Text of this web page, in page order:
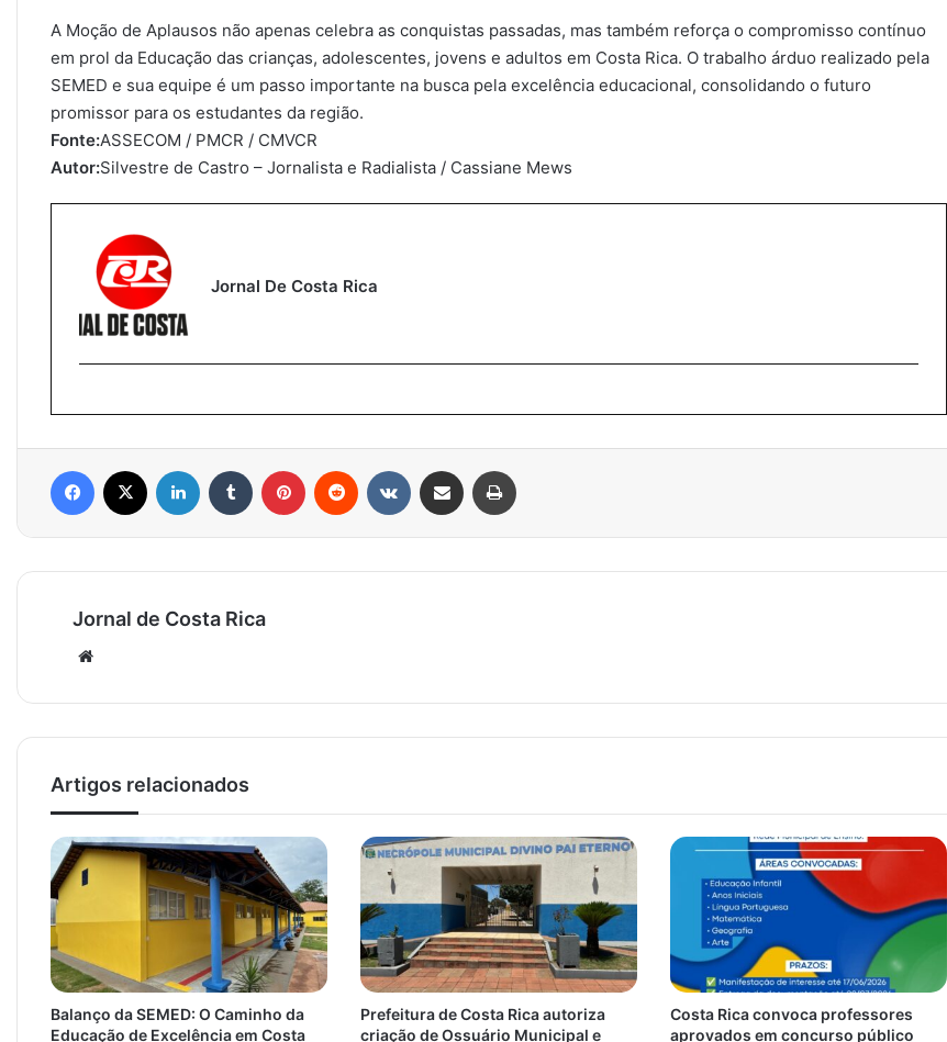
A Moção de Aplausos não apenas celebra as conquistas passadas, mas também reforça o compromisso contínuo
em prol da Educação das crianças, adolescentes, jovens e adultos em Costa Rica. O trabalho árduo realizado pela
SEMED e sua equipe é um passo importante na busca pela excelência educacional, consolidando o futuro
promissor para os estudantes da região.
Fonte:ASSECOM / PMCR / CMVCR
Autor:Silvestre de Castro – Jornalista e Radialista / Cassiane Mews
Jornal De Costa Rica
Facebook Linkedin Tumblr Pinterest Reddit Compartilhar via e-mail
Jornal de Costa Rica
Artigos relacionados
Balanço da SEMED: O Caminho da
Educação de Excelência em Costa
Prefeitura de Costa Rica autoriza
criação de Ossuário Municipal e
Costa Rica convoca professores
aprovados em concurso público